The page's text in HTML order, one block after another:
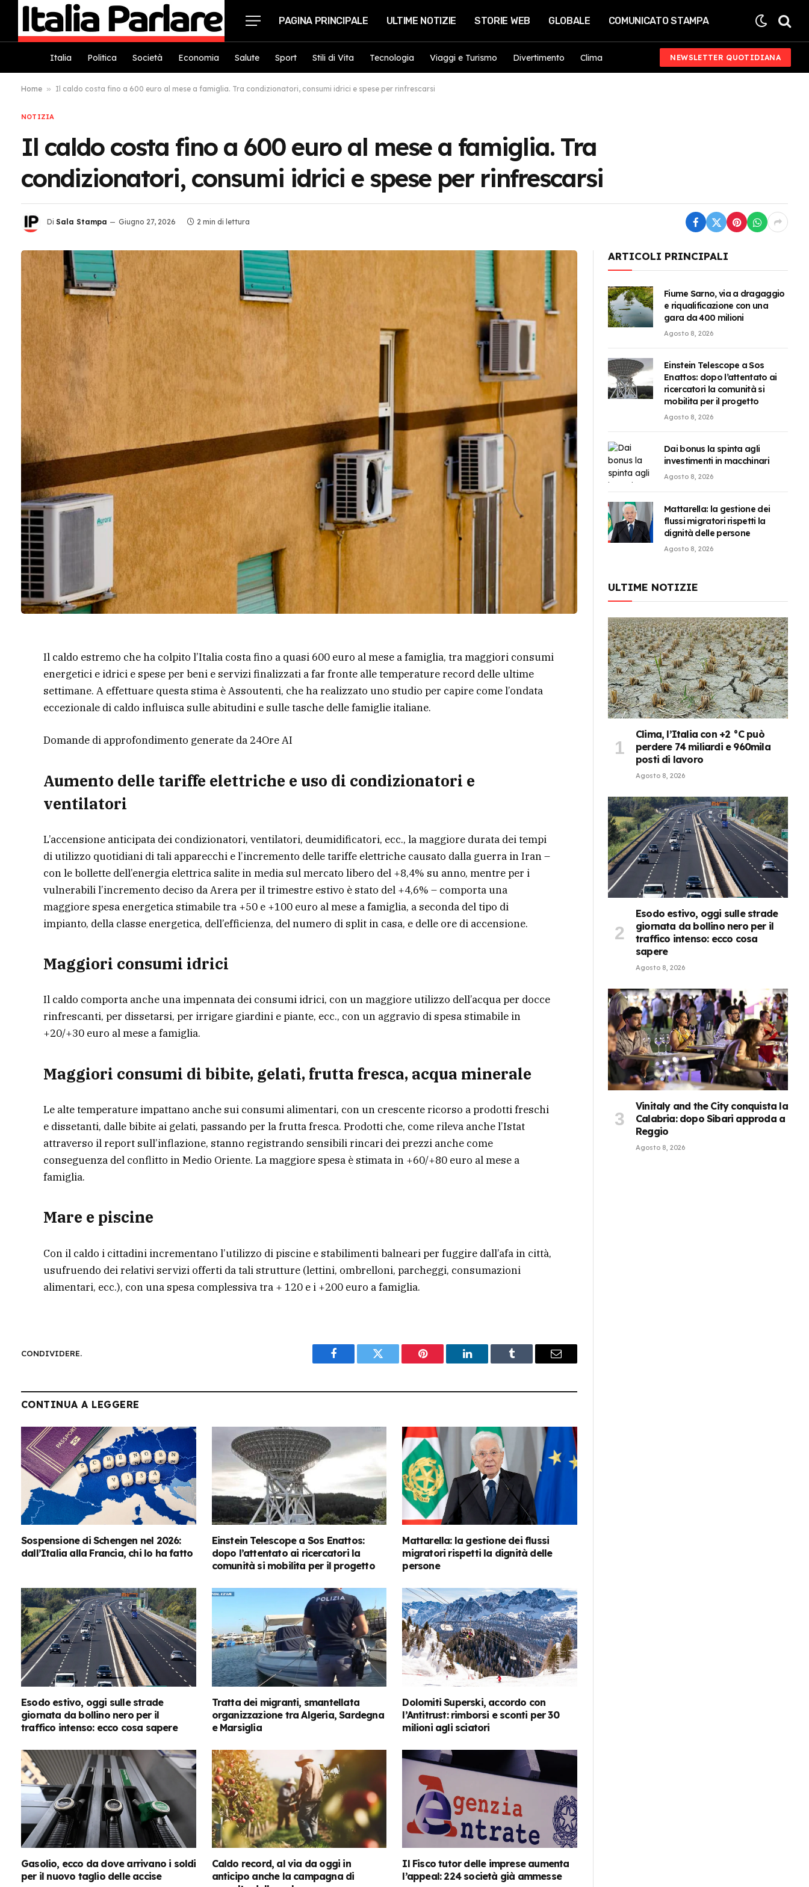
PAGINA PRINCIPALE ULTIME NOTIZIE STORIE WEB GLOBALE COMUNICATO STAMPA
Italia Politica Società Economia Salute Sport Stili di Vita Tecnologia Viaggi e Turismo Divertimento Clima NEWSLETTER QUOTIDIANA
Home » Il caldo costa fino a 600 euro al mese a famiglia. Tra condizionatori, consumi idrici e spese per rinfrescarsi
NOTIZIA
Il caldo costa fino a 600 euro al mese a famiglia. Tra
condizionatori, consumi idrici e spese per rinfrescarsi
Di Sala Stampa Giugno 27, 2026 2 min di lettura
Il caldo estremo che ha colpito l’Italia costa fino a quasi 600 euro al mese a famiglia, tra maggiori consumi
energetici e idrici e spese per beni e servizi finalizzati a far fronte alle temperature record delle ultime
settimane. A effettuare questa stima è Assoutenti, che ha realizzato uno studio per capire come l’ondata
eccezionale di caldo influisca sulle abitudini e sulle tasche delle famiglie italiane.
Domande di approfondimento generate da 24Ore AI
Aumento delle tariffe elettriche e uso di condizionatori e
ventilatori
L’accensione anticipata dei condizionatori, ventilatori, deumidificatori, ecc., la maggiore durata dei tempi
di utilizzo quotidiani di tali apparecchi e l’incremento delle tariffe elettriche causato dalla guerra in Iran –
con le bollette dell’energia elettrica salite in media sul mercato libero del +8,4% su anno, mentre per i
vulnerabili l’incremento deciso da Arera per il trimestre estivo è stato del +4,6% – comporta una
maggiore spesa energetica stimabile tra +50 e +100 euro al mese a famiglia, a seconda del tipo di
impianto, della classe energetica, dell’efficienza, del numero di split in casa, e delle ore di accensione.
Maggiori consumi idrici
Il caldo comporta anche una impennata dei consumi idrici, con un maggiore utilizzo dell’acqua per docce
rinfrescanti, per dissetarsi, per irrigare giardini e piante, ecc., con un aggravio di spesa stimabile in
+20/+30 euro al mese a famiglia.
Maggiori consumi di bibite, gelati, frutta fresca, acqua minerale
Le alte temperature impattano anche sui consumi alimentari, con un crescente ricorso a prodotti freschi
e dissetanti, dalle bibite ai gelati, passando per la frutta fresca. Prodotti che, come rileva anche l’Istat
attraverso il report sull’inflazione, stanno registrando sensibili rincari dei prezzi anche come
conseguenza del conflitto in Medio Oriente. La maggiore spesa è stimata in +60/+80 euro al mese a
famiglia.
Mare e piscine
Con il caldo i cittadini incrementano l’utilizzo di piscine e stabilimenti balneari per fuggire dall’afa in città,
usufruendo dei relativi servizi offerti da tali strutture (lettini, ombrelloni, parcheggi, consumazioni
alimentari, ecc.), con una spesa complessiva tra + 120 e i +200 euro a famiglia.
CONDIVIDERE.
Facebook Twitter Pinterest LinkedIn Tumblr Email
CONTINUA A LEGGERE
Sospensione di Schengen nel 2026:
dall’Italia alla Francia, chi lo ha fatto
Einstein Telescope a Sos Enattos:
dopo l’attentato ai ricercatori la
comunità si mobilita per il progetto
Mattarella: la gestione dei flussi
migratori rispetti la dignità delle
persone
Esodo estivo, oggi sulle strade
giornata da bollino nero per il
traffico intenso: ecco cosa sapere
Tratta dei migranti, smantellata
organizzazione tra Algeria, Sardegna
e Marsiglia
Dolomiti Superski, accordo con
l’Antitrust: rimborsi e sconti per 30
milioni agli sciatori
Gasolio, ecco da dove arrivano i soldi
per il nuovo taglio delle accise
Caldo record, al via da oggi in
anticipo anche la campagna di
Il Fisco tutor delle imprese aumenta
l’appeal: 224 società già ammesse
ARTICOLI PRINCIPALI
Fiume Sarno, via a dragaggio
e riqualificazione con una
gara da 400 milioni
Agosto 8, 2026
Einstein Telescope a Sos
Enattos: dopo l’attentato ai
ricercatori la comunità si
mobilita per il progetto
Agosto 8, 2026
Dai bonus la spinta agli
investimenti in macchinari
Agosto 8, 2026
Mattarella: la gestione dei
flussi migratori rispetti la
dignità delle persone
Agosto 8, 2026
ULTIME NOTIZIE
Clima, l’Italia con +2 °C può
perdere 74 miliardi e 960mila
posti di lavoro
Agosto 8, 2026
Esodo estivo, oggi sulle strade
giornata da bollino nero per il
traffico intenso: ecco cosa
sapere
Agosto 8, 2026
Vinitaly and the City conquista la
Calabria: dopo Sibari approda a
Reggio
Agosto 8, 2026